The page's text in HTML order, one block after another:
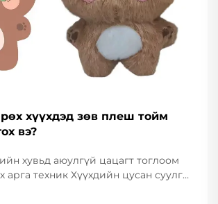
хүүхдэд зөв плеш тойм
вэ?
хувьд аюулгүй цацагт тоглоом
арга техник Хүүхдийн цусан суулга